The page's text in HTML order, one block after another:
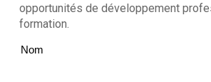
opportunités de développement
formation.
Nom